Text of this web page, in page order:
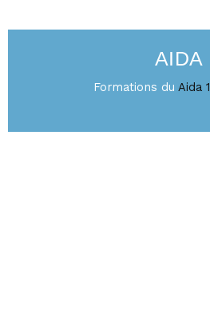
AIDA
Formations du Aida 1